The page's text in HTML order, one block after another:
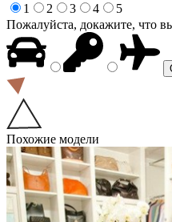
1
2 3 4
5
Пожалуйста, докажите, что
Похожие модели